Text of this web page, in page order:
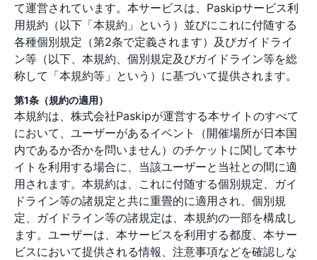
て運営されています。本サービスは、Paskipサービス利
用規約（以下「本規約」という）並びにこれに付随する
各種個別規定（第2条で定義されます）及びガイドライ
ン等（以下、本規約、個別規定及びガイドライン等を総
称して「本規約等」という）に基づいて提供されます。
第1条（規約の適用）
本規約は、株式会社Paskipが運営する本サイトのすべて
において、ユーザーがあるイベント（開催場所が日本国
内であるか否かを問いません）のチケットに関して本サ
イトを利用する場合に、当該ユーザーと当社との間に適
用されます。本規約は、これに付随する個別規定、ガイ
ドライン等の諸規定と共に重畳的に適用され、個別規
定、ガイドライン等の諸規定は、本規約の一部を構成し
ます。ユーザーは、本サービスを利用する都度、本サー
ビスにおいて提供される情報、注意事項などを確認しな